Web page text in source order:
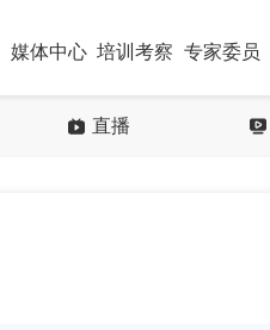
媒体中心 培训考察 专家委员
直播